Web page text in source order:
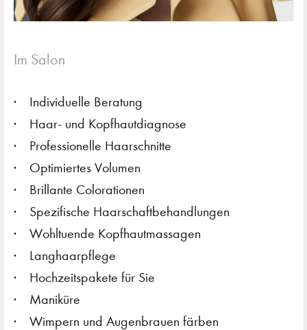
Im Salon
Individuelle Beratung
Haar- und Kopfhautdiagnose
Professionelle Haarschnitte
Optimiertes Volumen
Brillante Colorationen
Spezifische Haarschaftbehandlungen
Wohltuende Kopfhautmassagen
Langhaarpflege
Hochzeitspakete für Sie
Maniküre
Wimpern und Augenbrauen färben